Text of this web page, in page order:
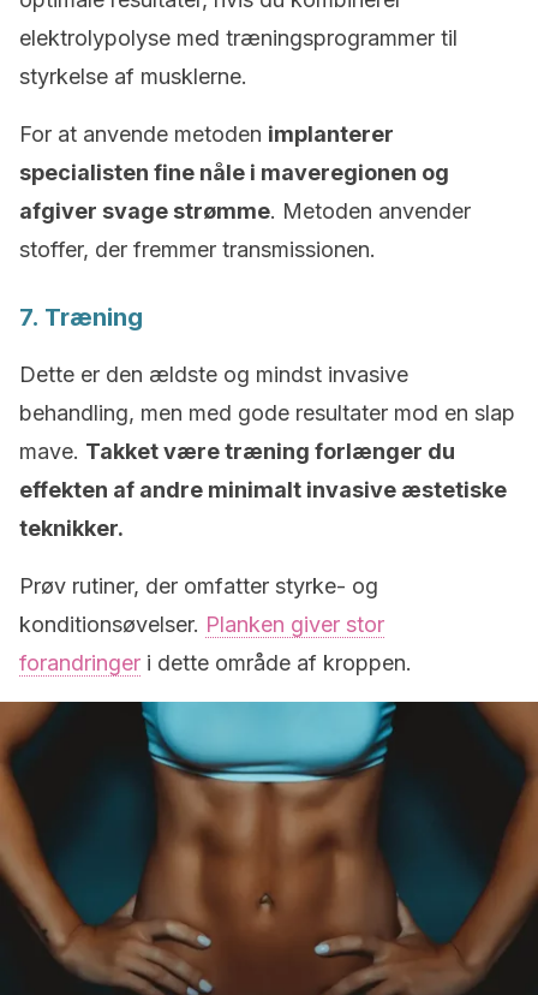
elektrolypolyse med træningsprogrammer til
styrkelse af musklerne.
For at anvende metoden implanterer
specialisten fine nåle i maveregionen og
afgiver svage strømme. Metoden anvender
stoffer, der fremmer transmissionen.
7. Træning
Dette er den ældste og mindst invasive
behandling, men med gode resultater mod en slap
mave. Takket være træning forlænger du
effekten af andre minimalt invasive æstetiske
teknikker.
Prøv rutiner, der omfatter styrke- og
konditionsøvelser. Planken giver stor
forandringer i dette område af kroppen.